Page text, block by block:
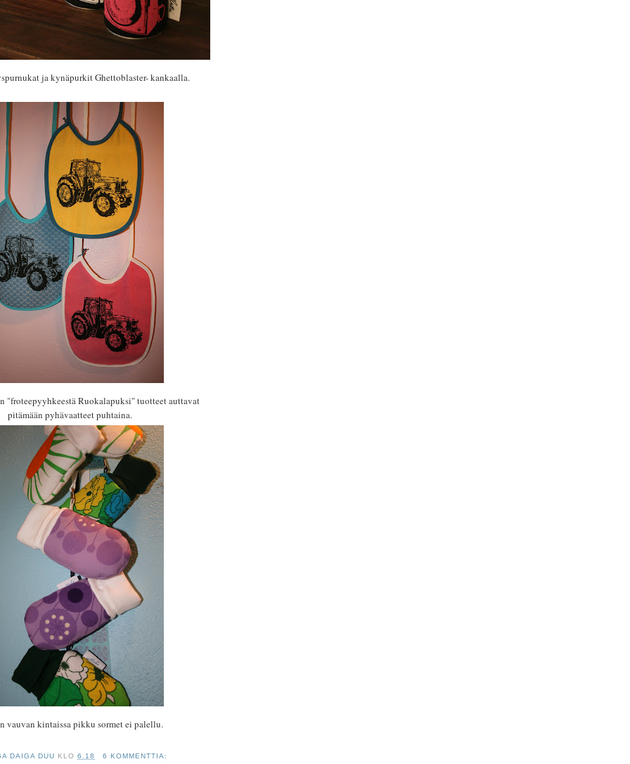
ja kynäpurkit Ghettoblaster- kankaalla.
"froteepyyhkeestä Ruokalapuksi" tuotteet auttavat
pitämään pyhävaatteet puhtaina.
vauvan kintaissa pikku sormet ei palellu.
DAIGA DUU KLO6.18 6 KOMMENTTIA: